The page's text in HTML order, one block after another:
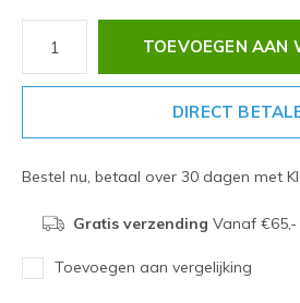
TOEVOEGEN AAN
DIRECT
Bestel nu, betaal over 30 dagen met
Gratis verzending Vanaf €65,-
Toevoegen aan vergelijking